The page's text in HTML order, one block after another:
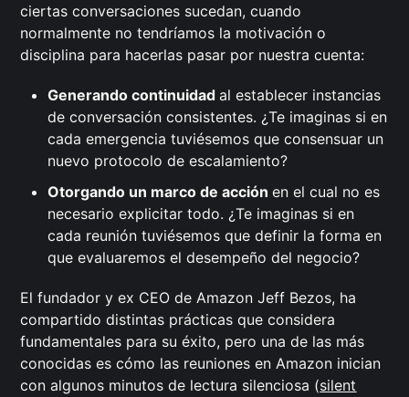
ciertas conversaciones sucedan, cuando
normalmente no tendríamos la motivación o
disciplina para hacerlas pasar por nuestra cuenta:
Generando continuidadal establecer instancias
de conversación consistentes. ¿Te imaginas si en
cada emergencia tuviésemos que consensuar un
nuevo protocolo de escalamiento?
Otorgando un marco de acciónen el cual no es
necesario explicitar todo. ¿Te imaginas si en
cada reunión tuviésemos que definir la forma en
que evaluaremos el desempeño del negocio?
El fundador y ex CEO de Amazon Jeff Bezos, ha
compartido distintas prácticas que considera
fundamentales para su éxito, pero una de las más
conocidas es cómo las reuniones en Amazon inician
con algunos minutos de lectura silenciosa (silent